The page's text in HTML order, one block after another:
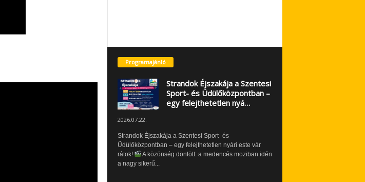
Programajánló
Strandok Éjszakája a Szentesi
Sport- és Üdülőközpontban –
egy felejthetetlen nyá…
2026.07.22.
Strandok Éjszakája a Szentesi Sport- és
Üdülőközpontban – egy felejthetetlen nyári este vár
rátok!
A közönség döntött: a medencés moziban idén
a nagy sikerű...